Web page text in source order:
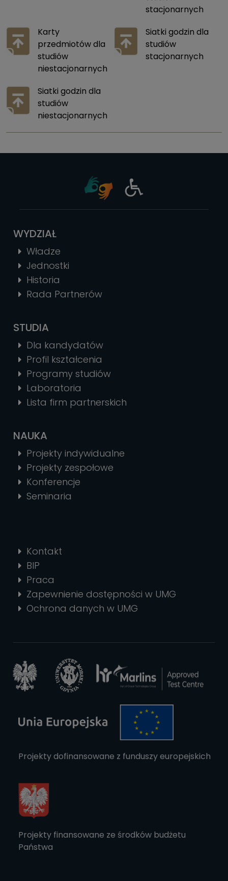
stacjonarnych
Karty
przedmiotów dla
studiów
niestacjonarnych
Siatki godzin dla
studiów
stacjonarnych
Siatki godzin dla
studiów
niestacjonarnych
WYDZIAŁ
Władze
Jednostki
Historia
Rada Partnerów
STUDIA
Dla kandydatów
Profil kształcenia
Programy studiów
Laboratoria
Lista firm partnerskich
NAUKA
Projekty indywidualne
Projekty zespołowe
Konferencje
Seminaria
Kontakt
BIP
Praca
Zapewnienie dostępności w UMG
Ochrona danych w UMG
Projekty dofinansowane z funduszy europejskich
Projekty finansowane ze środków budżetu
Państwa